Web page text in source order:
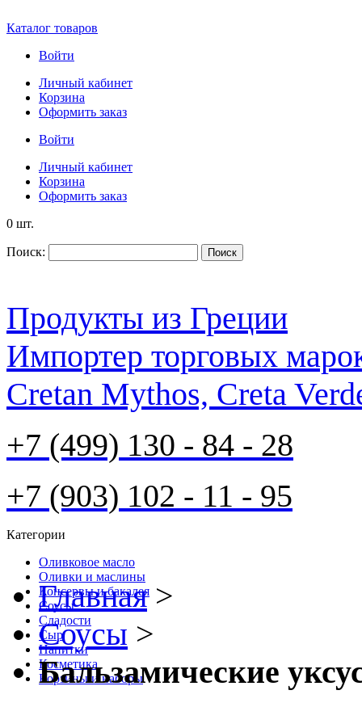
Каталог товаров
Войти
Личный кабинет
Корзина
Оформить заказ
Войти
Личный кабинет
Корзина
Оформить заказ
0 шт.
Поиск: Поиск
Продукты из Греции
Импортер торговых
Cretan Mythos, Creta
+7 (499) 130 - 84 - 28
+7 (903) 102 - 11 - 95
Категории
Оливковое масло
Оливки и маслины
Консервы и бакалея
Соусы
Cладости
Сыр
Напитки
Косметика
Корзины и наборы
Главная >
Соусы >
Бальзамические